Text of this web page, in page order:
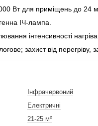
Вт для приміщень до 24
ІЧ-лампа.
інтенсивності
захист від перегріву,
Інфрачервоний
Електричні
21-25 м²